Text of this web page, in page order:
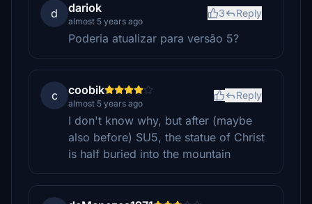
d dariok
almost 5 years ago
3 Reply
Poderia atualizar para versão 5?
c coobik
almost 5 years ago
Reply
I don't know why, but after (maybe
also before) SU5, the statue of Christ
is half buried into the mountain